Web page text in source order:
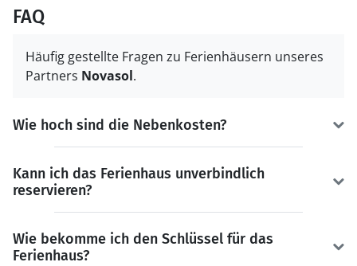
FAQ
Häufig gestellte Fragen zu Ferienhäusern unseres
Partners Novasol.
Wie hoch sind die Nebenkosten?
Kann ich das Ferienhaus unverbindlich
reservieren?
Wie bekomme ich den Schlüssel für das
Ferienhaus?